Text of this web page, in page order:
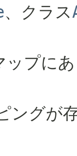
、クラス
プにあ
ングが